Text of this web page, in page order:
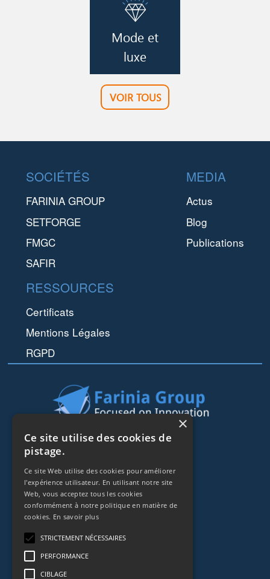
Mode et
luxe
VOIR TOUS
Footer
SOCIÉTÉS
FARINIA GROUP
SETFORGE
FMGC
SAFIR
MEDIA
Actus
Blog
Publications
RESSOURCES
Certificats
Mentions Légales
RGPD
44 rue de Lisbonne
Frankreich
+33153838240
Ce site utilise des cookies de
pistage.
Ce site Web utilise des cookies pour améliorer
l'expérience utilisateur. En utilisant notre site
Web, vous acceptez tous les cookies
conformément à notre politique en matière de
cookies. En savoir plus
STRICTEMENT NÉCESSAIRES
PERFORMANCE
CIBLAGE
×